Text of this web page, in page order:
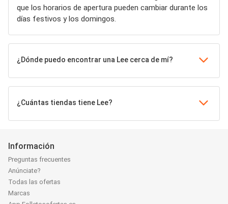
que los horarios de apertura pueden cambiar durante los
días festivos y los domingos.
¿Dónde puedo encontrar una Lee cerca de mí?
¿Cuántas tiendas tiene Lee?
Información
Preguntas frecuentes
Anúnciate?
Todas las ofertas
Marcas